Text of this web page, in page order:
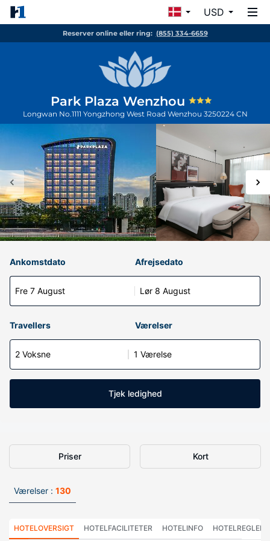
USD
Reserver online eller ring: (855) 334-6659
Park Plaza Wenzhou
Longwan No.1111 Yongzhong West Road Wenzhou 3250224 CN
Ankomstdato
Fre 7 August
Afrejsedato
Lør 8 August
Travellers Værelser
2 Voksne 1 Værelse
Tjek ledighed
Priser Kort
Værelser : 130
HOTELOVERSIGT HOTELFACILITETER HOTELINFO HOTELREGLER